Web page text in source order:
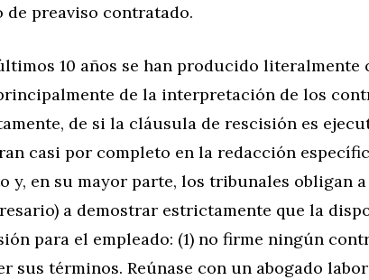
de preaviso contratado.
10 años se han producido literalmente
de la interpretación de los
de si la cláusula de rescisión es
casi por completo en la redacción
y, en su mayor parte, los tribunales obligan
a demostrar estrictamente que la
para el empleado: (1) no firme ningún
sus términos. Reúnase con un abogado